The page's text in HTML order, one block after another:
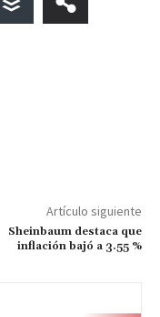
Artículo siguiente
Sheinbaum destaca que
inflación bajó a 3.55 %